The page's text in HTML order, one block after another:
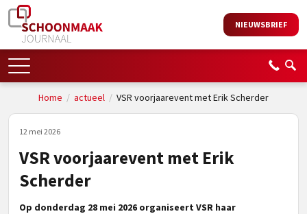
NIEUWSBRIEF
Home / actueel / VSR voorjaarevent met Erik Scherder
12 mei 2026
VSR voorjaarevent met Erik
Scherder
Op donderdag 28 mei 2026 organiseert VSR haar